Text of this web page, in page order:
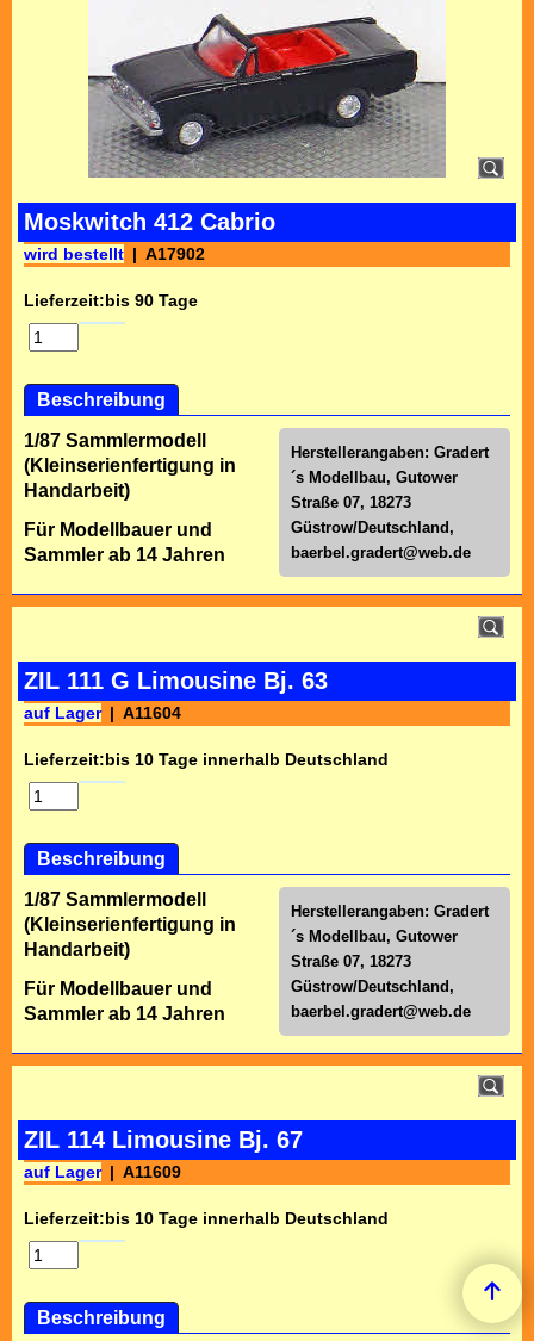
Moskwitch 412 Cabrio
wird bestellt A17902
Lieferzeit:bis 90 Tage
Beschreibung
Herstellerangaben: Gradert
´s Modellbau, Gutower
Straße 07, 18273
Güstrow/Deutschland,
baerbel.gradert@web.de
1/87 Sammlermodell
(Kleinserienfertigung in
Handarbeit)
Für Modellbauer und
Sammler ab 14 Jahren
ZIL 111 G Limousine Bj. 63
auf Lager A11604
Lieferzeit:bis 10 Tage innerhalb Deutschland
Beschreibung
Herstellerangaben: Gradert
´s Modellbau, Gutower
Straße 07, 18273
Güstrow/Deutschland,
baerbel.gradert@web.de
1/87 Sammlermodell
(Kleinserienfertigung in
Handarbeit)
Für Modellbauer und
Sammler ab 14 Jahren
ZIL 114 Limousine Bj. 67
auf Lager A11609
Lieferzeit:bis 10 Tage innerhalb Deutschland
Beschreibung